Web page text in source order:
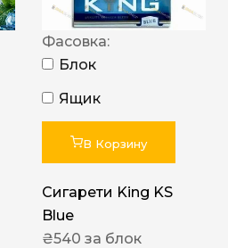
Фасовка:
Блок
Ящик
В Корзину
Сигарети King KS
Blue
₴540 за блок